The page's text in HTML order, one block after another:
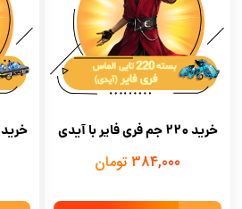
خرید 220 جم فری فایر با آیدی
384,000 تومان
خرید 341 جم فری فایر با آیدی